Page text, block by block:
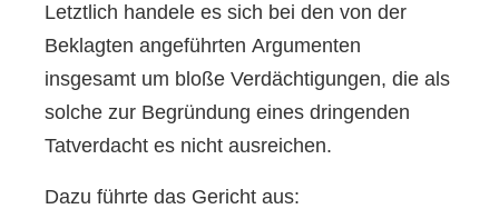
Letztlich handele es sich bei den von der
Beklagten angeführten Argumenten
insgesamt um bloße Verdächtigungen, die als
solche zur Begründung eines dringenden
Tatverdacht es nicht ausreichen.
Dazu führte das Gericht aus: